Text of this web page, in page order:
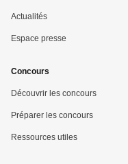
Actualités
Espace presse
Concours
Découvrir les concours
Préparer les concours
Ressources utiles